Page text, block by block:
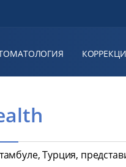
Турция,